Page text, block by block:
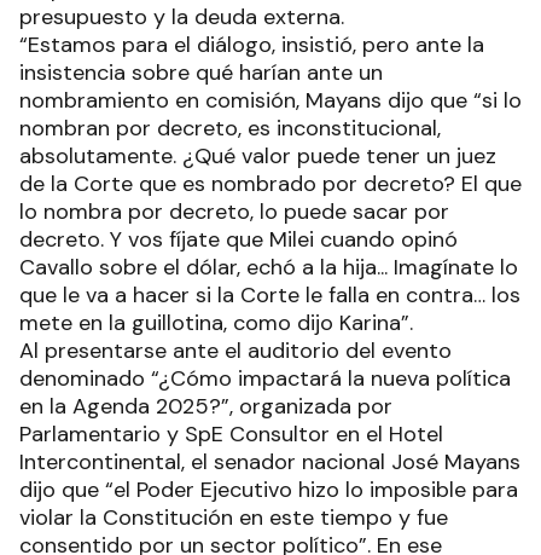
presupuesto y la deuda externa.
“Estamos para el diálogo, insistió, pero ante la
insistencia sobre qué harían ante un
nombramiento en comisión, Mayans dijo que “si lo
nombran por decreto, es inconstitucional,
absolutamente. ¿Qué valor puede tener un juez
de la Corte que es nombrado por decreto? El que
lo nombra por decreto, lo puede sacar por
decreto. Y vos fíjate que Milei cuando opinó
Cavallo sobre el dólar, echó a la hija... Imagínate lo
que le va a hacer si la Corte le falla en contra… los
mete en la guillotina, como dijo Karina”.
Al presentarse ante el auditorio del evento
denominado “¿Cómo impactará la nueva política
en la Agenda 2025?”, organizada por
Parlamentario y SpE Consultor en el Hotel
Intercontinental, el senador nacional José Mayans
dijo que “el Poder Ejecutivo hizo lo imposible para
violar la Constitución en este tiempo y fue
consentido por un sector político”. En ese